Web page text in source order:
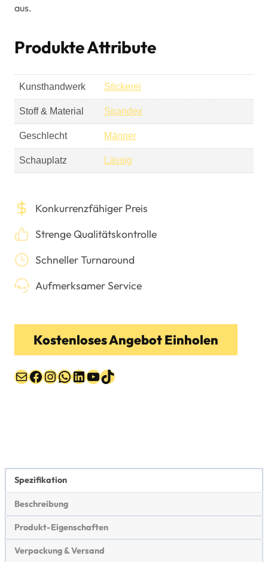
aus.
Produkte Attribute
Kunsthandwerk Stickerei
Stoff & Material Spandex
Geschlecht Männer
Schauplatz Lässig
Konkurrenzfähiger Preis
Strenge Qualitätskontrolle
Schneller Turnaround
Aufmerksamer Service
Kostenloses Angebot Einholen
PostFacebook
Instagram
WhatsApp
LinkedIn
YouTube
TikTok
Spezifikation
Beschreibung
Produkt-Eigenschaften
Verpackung & Versand